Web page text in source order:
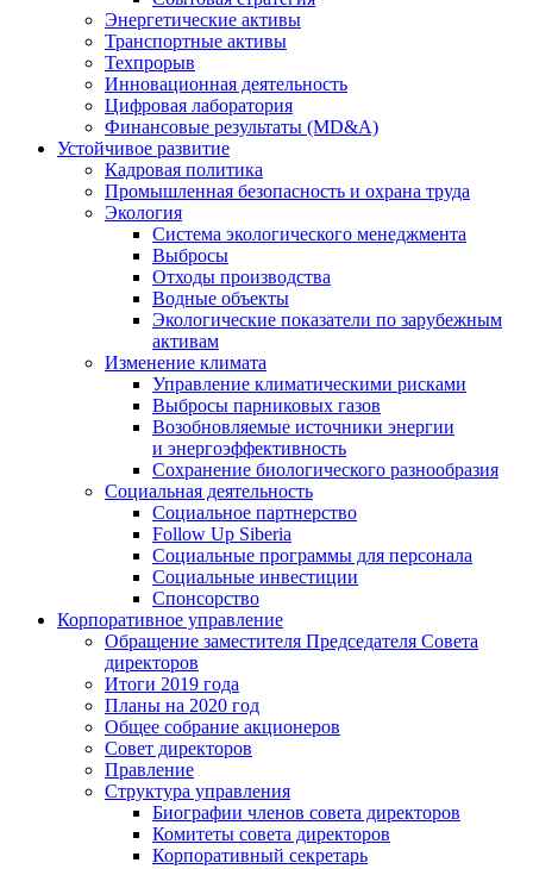
Энергетические активы
Транспортные активы
Техпрорыв
Инновационная деятельность
Цифровая лаборатория
Финансовые результаты (MD&A)
Устойчивое развитие
Кадровая политика
Промышленная безопасность и охрана труда
Экология
Система экологического менеджмента
Выбросы
Отходы производства
Водные объекты
Экологические показатели по зарубежным
активам
Изменение климата
Управление климатическими рисками
Выбросы парниковых газов
Возобновляемые источники энергии
и энергоэффективность
Сохранение биологического разнообразия
Социальная деятельность
Социальное партнерство
Follow Up Siberia
Социальные программы для персонала
Социальные инвестиции
Спонсорство
Корпоративное управление
Обращение заместителя Председателя Совета
директоров
Итоги 2019 года
Планы на 2020 год
Общее собрание акционеров
Совет директоров
Правление
Структура управления
Биографии членов совета директоров
Комитеты совета директоров
Корпоративный секретарь